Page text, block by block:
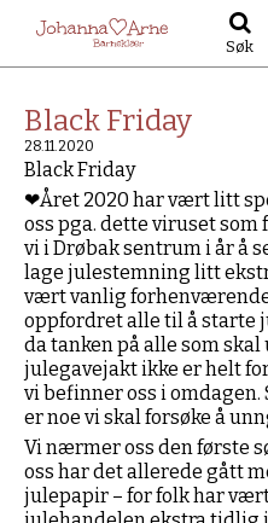
Søk
Black Friday
28.11.2020
Black Friday
❤Året 2020 har vært litt
oss pga. dette viruset
vi i Drøbak sentrum i år å
lage julestemning litt
vært vanlig
oppfordret alle til å starte
da tanken på alle som
julegavejakt ikke er helt
vi befinner oss i
er noe vi skal forsøke å
Vi nærmer oss den første
oss har det allerede gått
julepapir – for folk har